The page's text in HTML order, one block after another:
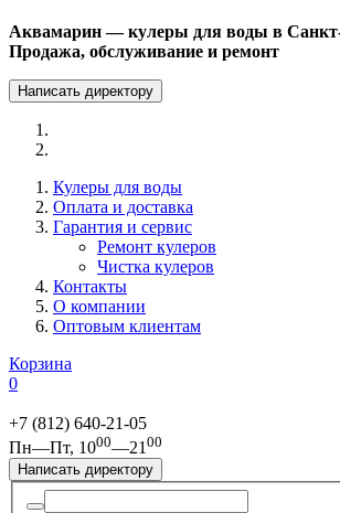
Аквамарин — кулеры для воды в Санкт-
Продажа, обслуживание и ремонт
Написать директору
Кулеры для воды
Оплата и доставка
Гарантия и сервис
Ремонт кулеров
Чистка кулеров
Контакты
О компании
Оптовым клиентам
Корзина
0
+7 (812) 640-21-05
Пн—Пт, 1000—21 00
Написать директору